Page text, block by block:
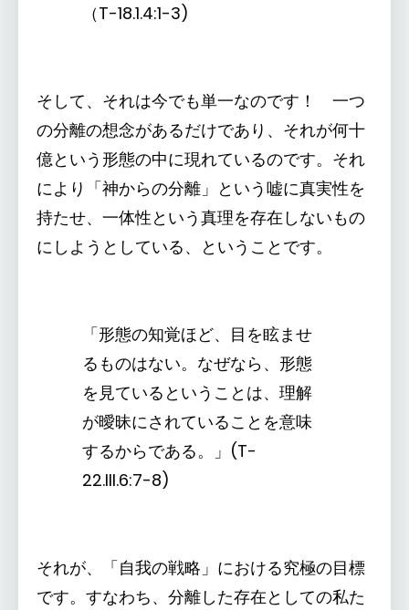
（T-18.1.4:1-3)
そして、それは今でも単一なのです！ 一つ
の分離の想念があるだけであり、それが何十
億という形態の中に現れているのです。それ
により「神からの分離」という嘘に真実性を
持たせ、一体性という真理を存在しないもの
にしようとしている、ということです。
「形態の知覚ほど、目を眩ませ
るものはない。なぜなら、形態
を見ているということは、理解
が曖昧にされていることを意味
するからである。」(T-
22.III.6:7-8)
それが、「自我の戦略」における究極の目標
です。すなわち、分離した存在としての私た